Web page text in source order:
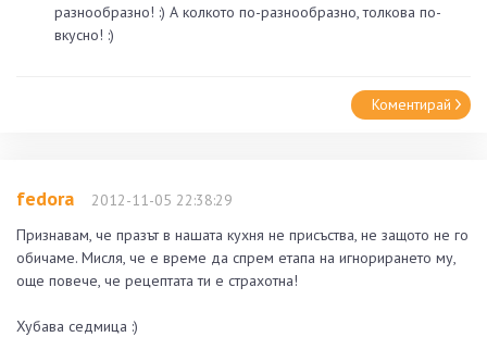
разнообразно! :) А колкото по-разнообразно, толкова по-
вкусно! :)
Коментирай
fedora
2012-11-05 22:38:29
Признавам, че празът в нашата кухня не присъства, не защото не го
обичаме. Мисля, че е време да спрем етапа на игнорирането му,
още повече, че рецептата ти е страхотна!
Хубава седмица :)